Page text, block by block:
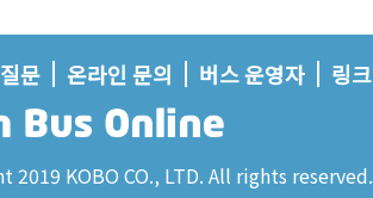
문 온라인 문의 버스 운영자 링크
KOBO CO., LTD. All rights reserved.